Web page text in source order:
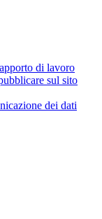
di lavoro
sul sito
dei dati